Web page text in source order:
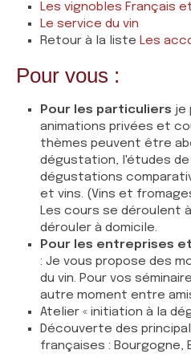
Les vignobles Français
Le service du vin
Retour à la liste Les
Pour vous :
Pour les particuliers je
animations privées et
thèmes peuvent être
dégustation, l'études de
dégustations
et vins. (Vins et
Les cours se déroulent
dérouler à domicile.
Pour les entreprises
: Je vous propose des
du vin. Pour vos
autre moment entre
Atelier « initiation à la
Découverte des
françaises : Bourgogne,